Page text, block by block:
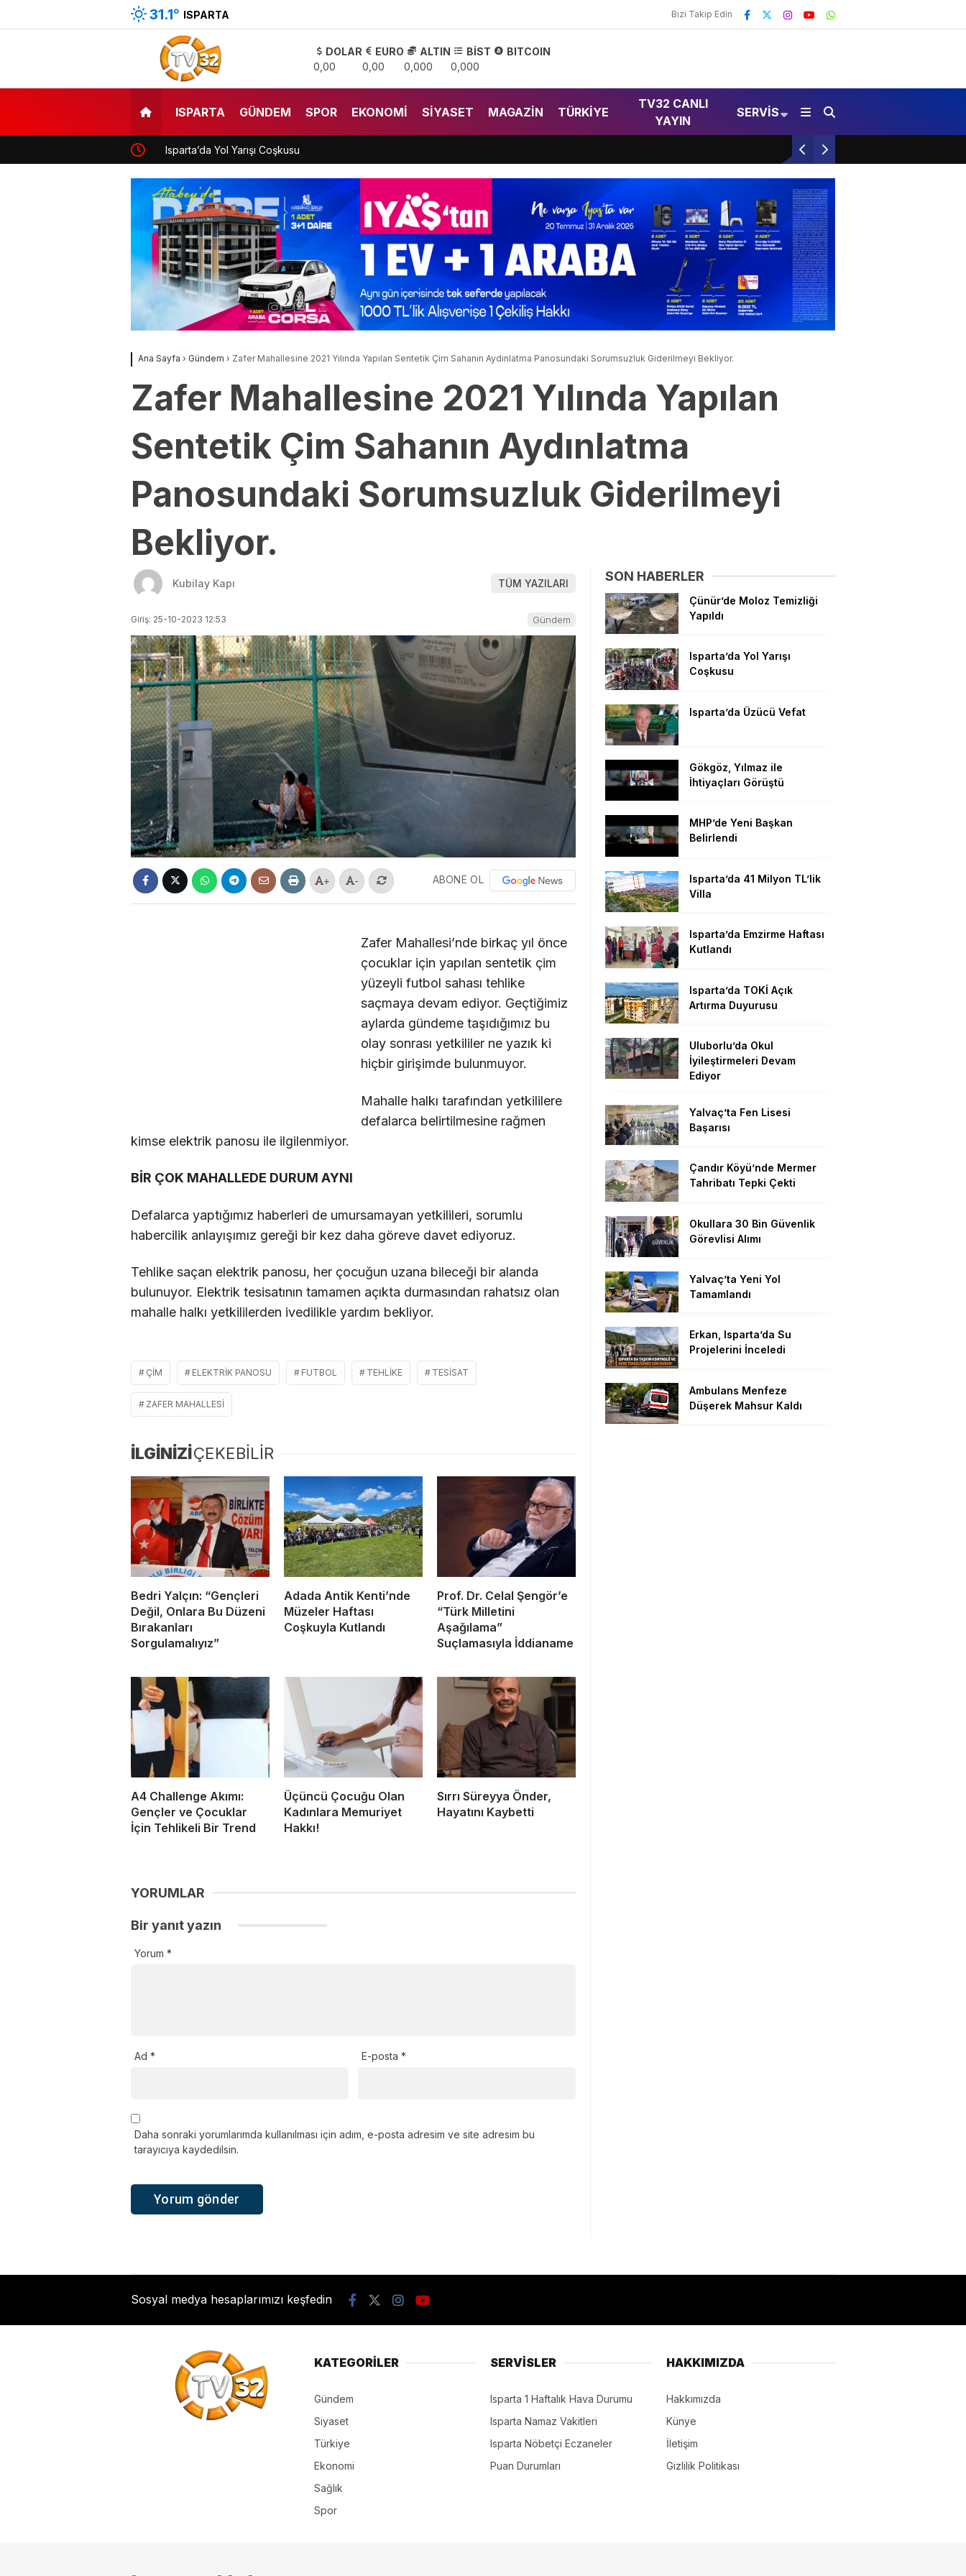
31.1° ISPARTA Bizi Takip Edin
DOLAR
0,00
EURO
0,00
ALTIN
0,000
BİST
0,000
BITCOIN
ISPARTA GÜNDEM SPOR EKONOMI SIYASET MAGAZIN TÜRKIYE
TV32 CANLI
YAYIN
SERVIS
Isparta’da Yol Yarışı Coşkusu Isparta’da Üzücü Vefat
Ana Sayfa › Gündem › Zafer Mahallesine 2021 Yılında Yapılan Sentetik Çim Sahanın Aydınlatma Panosundaki Sorumsuzluk Giderilmeyi Bekliyor.
Zafer Mahallesine 2021 Yılında Yapılan
Sentetik Çim Sahanın Aydınlatma
Panosundaki Sorumsuzluk Giderilmeyi
Bekliyor.
Kubilay Kapı TÜM YAZILARI
Giriş: 25-10-2023 12:53 Gündem
+ - ABONE OL
Zafer Mahallesi’nde birkaç yıl önce
çocuklar için yapılan sentetik çim
yüzeyli futbol sahası tehlike
saçmaya devam ediyor. Geçtiğimiz
aylarda gündeme taşıdığımız bu
olay sonrası yetkililer ne yazık ki
hiçbir girişimde bulunmuyor.
Mahalle halkı tarafından yetkililere
defalarca belirtilmesine rağmen
kimse elektrik panosu ile ilgilenmiyor.
BİR ÇOK MAHALLEDE DURUM AYNI
Defalarca yaptığımız haberleri de umursamayan yetkilileri, sorumlu
habercilik anlayışımız gereği bir kez daha göreve davet ediyoruz.
Tehlike saçan elektrik panosu, her çocuğun uzana bileceği bir alanda
bulunuyor. Elektrik tesisatının tamamen açıkta durmasından rahatsız olan
mahalle halkı yetkililerden ivedilikle yardım bekliyor.
ÇİM ELEKTRİK PANOSU FUTBOL TEHLIKE TESİSAT
ZAFER MAHALLESİ
İLGİNİZİÇEKEBİLİR
Bedri Yalçın: “Gençleri
Değil, Onlara Bu Düzeni
Bırakanları
Sorgulamalıyız”
Adada Antik Kenti’nde
Müzeler Haftası
Coşkuyla Kutlandı
Prof. Dr. Celal Şengör’e
“Türk Milletini
Aşağılama”
Suçlamasıyla İddianame
A4 Challenge Akımı:
Gençler ve Çocuklar
İçin Tehlikeli Bir Trend
Üçüncü Çocuğu Olan
Kadınlara Memuriyet
Hakkı!
Sırrı Süreyya Önder,
Hayatını Kaybetti
YORUMLAR
Bir yanıt yazın
Yorum *
Ad * E-posta *
Daha sonraki yorumlarımda kullanılması için adım, e-posta adresim ve site adresim bu
tarayıcıya kaydedilsin.
SON HABERLER
Çünür’de Moloz Temizliği
Yapıldı
Isparta’da Yol Yarışı
Coşkusu
Isparta’da Üzücü Vefat
Gökgöz, Yılmaz ile
İhtiyaçları Görüştü
MHP’de Yeni Başkan
Belirlendi
Isparta’da 41 Milyon TL’lik
Villa
Isparta’da Emzirme Haftası
Kutlandı
Isparta’da TOKİ Açık
Artırma Duyurusu
Uluborlu’da Okul
İyileştirmeleri Devam
Ediyor
Yalvaç’ta Fen Lisesi
Başarısı
Çandır Köyü’nde Mermer
Tahribatı Tepki Çekti
Okullara 30 Bin Güvenlik
Görevlisi Alımı
Yalvaç’ta Yeni Yol
Tamamlandı
Erkan, Isparta’da Su
Projelerini İnceledi
Ambulans Menfeze
Düşerek Mahsur Kaldı
Sosyal medya hesaplarımızı keşfedin
KATEGORİLER
Gündem
Siyaset
Türkiye
Ekonomi
Sağlık
Spor
SERVİSLER
Isparta 1 Haftalık Hava Durumu
Isparta Namaz Vakitleri
Isparta Nöbetçi Eczaneler
Puan Durumları
HAKKIMIZDA
Hakkımızda
Künye
İletişim
Gizlilik Politikası